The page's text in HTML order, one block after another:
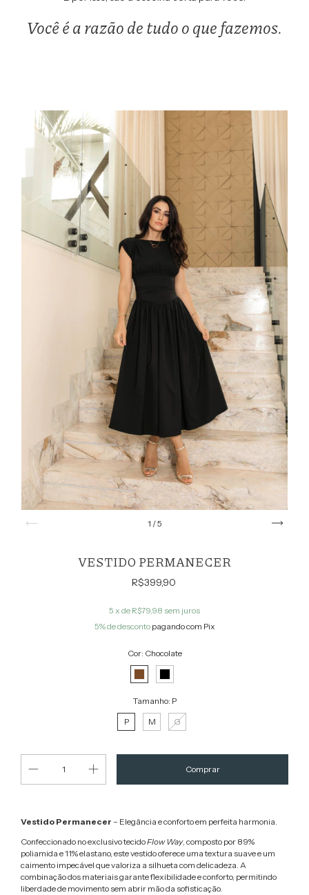
Você é a razão de tudo o que fazemos.
1 /5
VESTIDO PERMANECER
R$399,90
5 x de R$79,98 sem juros
5% de descontopagando com Pix
Cor: Chocolate
Tamanho: P
P
M G
Vestido Permanecer – Elegância e conforto em perfeita harmonia.
Confeccionado no exclusivo tecidoFlow Way, composto por 89%
poliamida e 11% elastano, este vestido oferece uma textura suave e um
caimento impecável que valoriza a silhueta com delicadeza. A
combinação dos materiais garante flexibilidade e conforto, permitindo
liberdade de movimento sem abrir mão da sofisticação.